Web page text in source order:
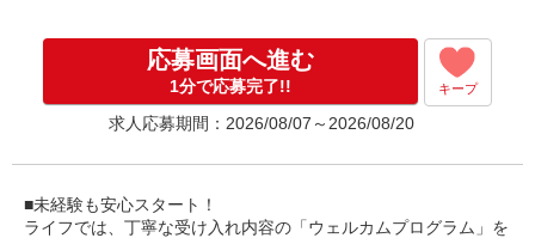
応募画面へ進む
1分で応募完了!! キープ
求人応募期間：2026/08/07～2026/08/20
■未経験も安心スタート！
ライフでは、丁寧な受け入れ内容の「ウェルカムプログラム」を